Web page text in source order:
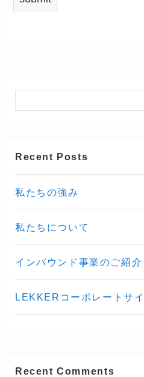
Recent Posts
私たちの強み
私たちについて
インバウンド事業のご紹介
LEKKERコーポレートサ
Recent Comments